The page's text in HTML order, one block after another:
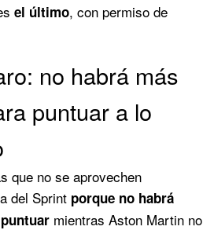
el último, con permiso de
no habrá más
puntuar a lo
que no se aprovechen
del Sprint porque no habrá
mientras Aston Martin no